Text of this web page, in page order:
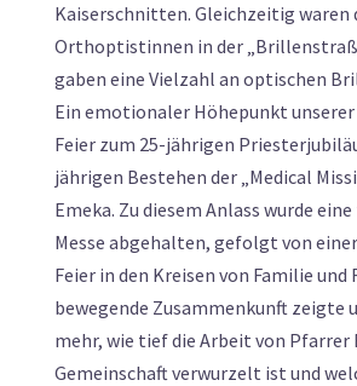
Kaiserschnitten. Gleichzeitig waren
Orthoptistinnen in der
gaben eine Vielzahl an optischen
Ein emotionaler Höhepunkt unserer
Feier zum 25-jährigen
jährigen Bestehen der „Medical
Emeka. Zu diesem Anlass wurde
Messe abgehalten, gefolgt von
Feier in den Kreisen von Familie und
bewegende Zusammenkunft zeigte
mehr, wie tief die Arbeit von Pfarrer
Gemeinschaft verwurzelt ist und